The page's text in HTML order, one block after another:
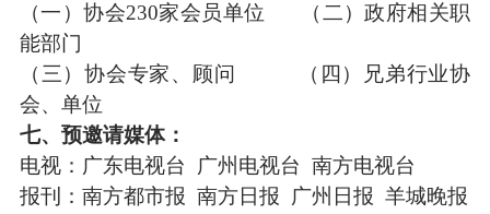
（一 ）协会230家会员单位 （二）政府相关职
能部门
（三）协会专家、顾问 （四）
兄弟行业协
会、单位
七、预邀请媒体：
电视：广东电视台
广州电视台 南方电视台
报刊：南方都市报 南方日报 广州日报 羊城晚报